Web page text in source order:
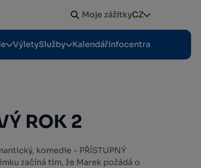
Moje zážitkyCZ
VýletySlužby KalendářInfocentra
ROK 2
komedie - PŘÍSTUPNÝ
začíná tím, že Marek požádá o